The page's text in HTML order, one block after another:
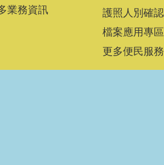
業務資訊
護照人別確認
檔案應用專區
更多便民服務